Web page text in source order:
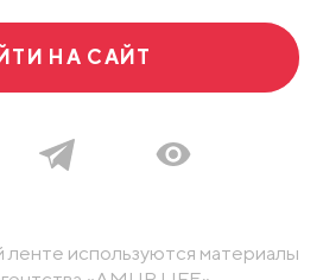
НА САЙТ
используются материалы